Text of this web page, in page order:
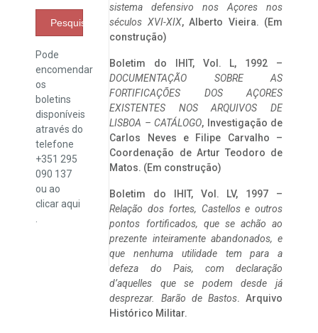
Pesquisar
Pode
encomendar
os
boletins
disponíveis
através do
telefone
+351 295
090 137
ou ao
clicaraqui
sistema defensivo nos Açores nos
séculos XVI-XIX, Alberto Vieira. (Em
construção)
Boletim do IHIT, Vol. L, 1992 –
DOCUMENTAÇÃO SOBRE AS
FORTIFICAÇÕES DOS AÇORES
EXISTENTES NOS ARQUIVOS DE
LISBOA – CATÁLOGO, Investigação de
Carlos Neves e Filipe Carvalho –
Coordenação de Artur Teodoro de
Matos. (Em construção)
Boletim do IHIT, Vol. LV, 1997 –
Relação dos fortes, Castellos e outros
pontos fortificados, que se achão ao
prezente inteiramente abandonados, e
que nenhuma utilidade tem para a
defeza do Pais, com declaração
d’aquelles que se podem desde já
desprezar. Barão de Bastos. Arquivo
Histórico Militar.